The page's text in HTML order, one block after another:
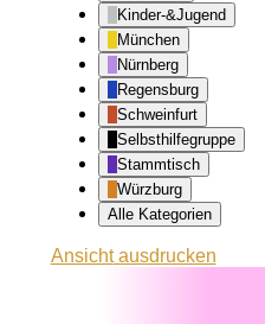
Kinder-&Jugend
München
Nürnberg
Regensburg
Schweinfurt
Selbsthilfegruppe
Stammtisch
Würzburg
Alle Kategorien
Ansichtausdrucken